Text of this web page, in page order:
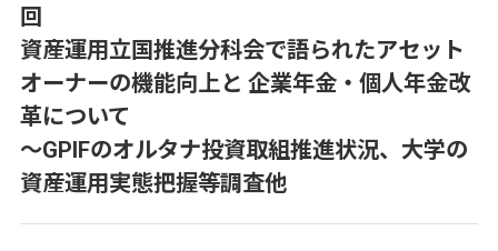
回
資産運用立国推進分科会で語られたアセット
オーナーの機能向上と 企業年金・個人年金改
革について
～GPIFのオルタナ投資取組推進状況、大学の
資産運用実態把握等調査他